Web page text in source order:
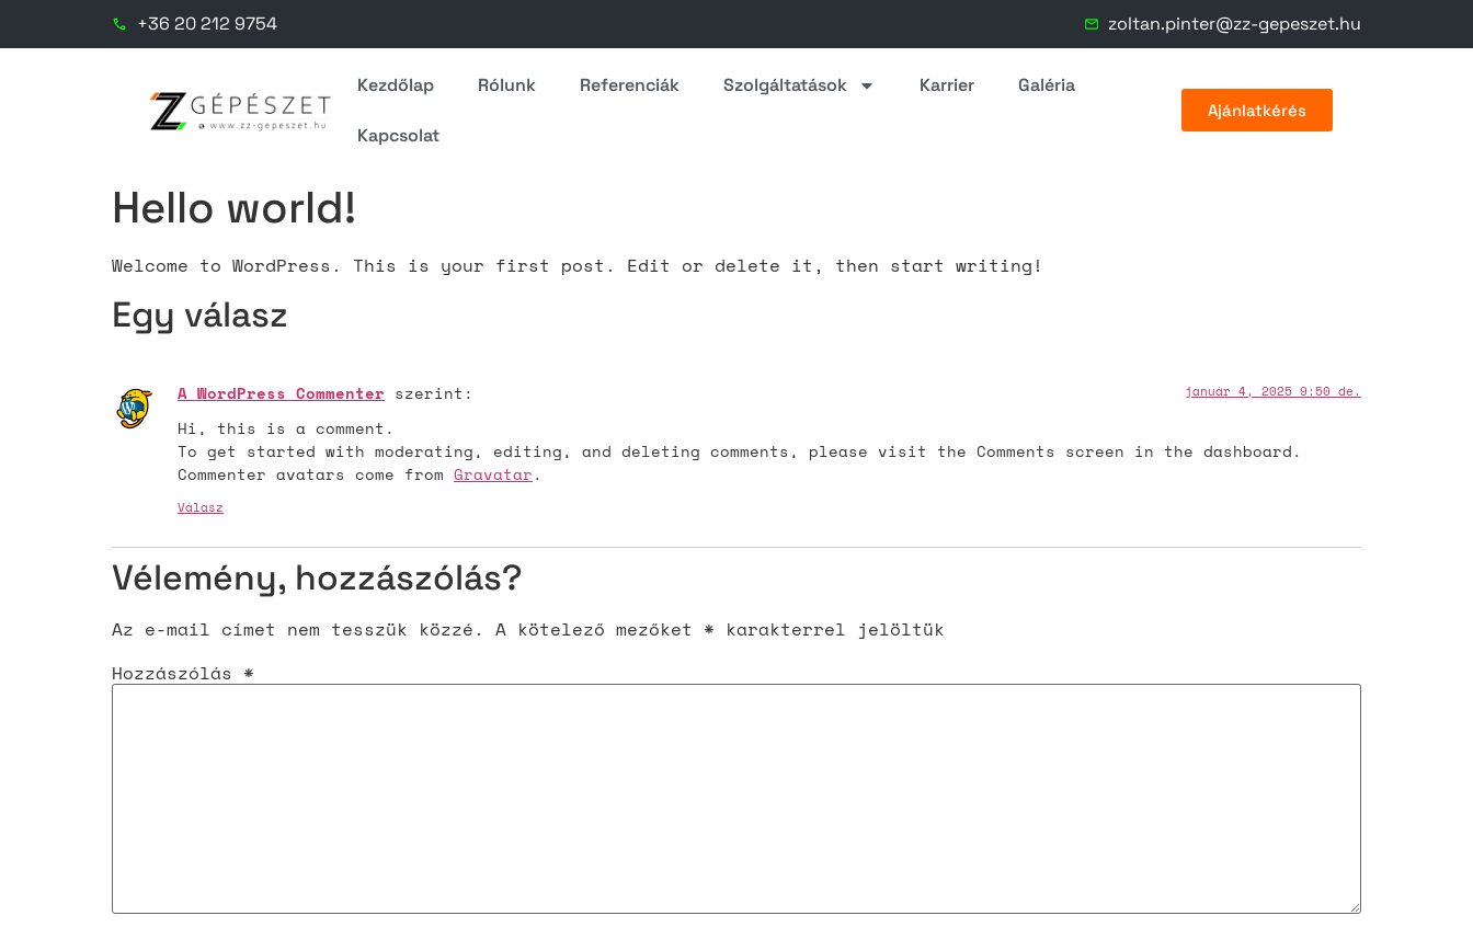
+36 20 212 9754 zoltan.pinter@zz-gepeszet.hu
Kezdőlap Rólunk Referenciák Szolgáltatások Karrier Galéria
Kapcsolat
Ajánlatkérés
Hello world!
Welcome to WordPress. This is your first post. Edit or delete it, then start writing!
Egy válasz
A WordPress Commenter szerint: január 4, 2025 9:50 de.
Hi, this is a comment.
To get started with moderating, editing, and deleting comments, please visit the Comments screen in the dashboard.
Commenter avatars come from Gravatar.
Válasz
Vélemény, hozzászólás?
Az e-mail címet nem tesszük közzé. A kötelező mezőket * karakterrel jelöltük
Hozzászólás *